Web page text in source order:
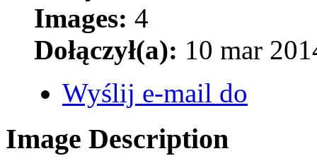
Images: 4
Dołączył(a): 10 mar
Wyślij e-mail do
Image Description